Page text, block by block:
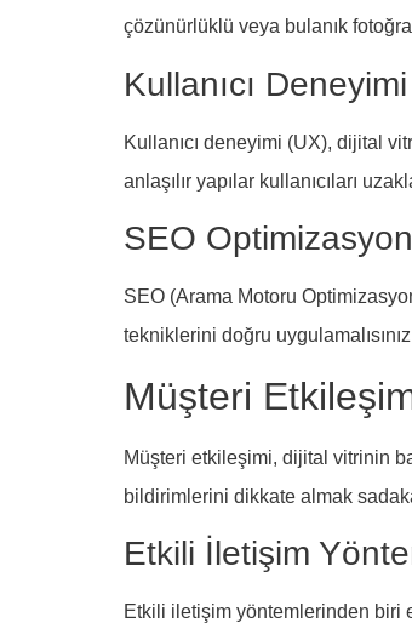
çözünürlüklü veya bulanık
Kullanıcı Deneyimi
Kullanıcı deneyimi (UX), dijital
anlaşılır yapılar kullanıcıları
SEO
SEO (Arama Motoru
tekniklerini doğru
Müşteri
Müşteri etkileşimi, dijital vitrinin
bildirimlerini dikkate almak
Etkili İletişim
Etkili iletişim yöntemlerinden biri